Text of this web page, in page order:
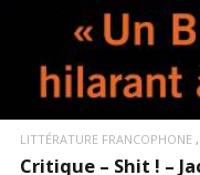
LITTÉRATURE FRANCOPHONE
Critique – Shit ! –